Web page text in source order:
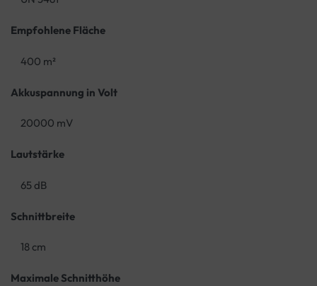
Empfohlene Fläche
400 m²
Akkuspannung in Volt
20000 mV
Lautstärke
65 dB
Schnittbreite
18 cm
Maximale Schnitthöhe